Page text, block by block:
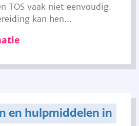
TOS vaak niet eenvoudig.
kan hen...
en hulpmiddelen in